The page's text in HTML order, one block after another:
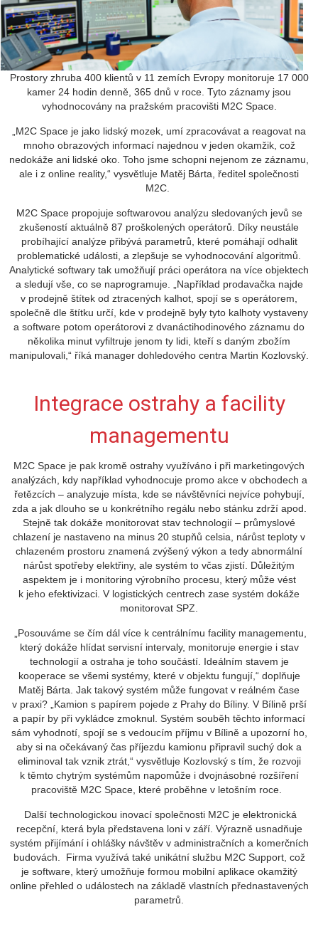
Prostory zhruba 400 klientů v 11 zemích Evropy monitoruje 17 000
kamer 24 hodin denně, 365 dnů v roce. Tyto záznamy jsou
vyhodnocovány na pražském pracovišti M2C Space.
„M2C Space je jako lidský mozek, umí zpracovávat a reagovat na
mnoho obrazových informací najednou v jeden okamžik, což
nedokáže ani lidské oko. Toho jsme schopni nejenom ze záznamu,
ale i z online reality,“ vysvětluje Matěj Bárta, ředitel společnosti
M2C.
M2C Space propojuje softwarovou analýzu sledovaných jevů se
zkušeností aktuálně 87 proškolených operátorů. Díky neustále
probíhající analýze přibývá parametrů, které pomáhají odhalit
problematické události, a zlepšuje se vyhodnocování algoritmů.
Analytické softwary tak umožňují práci operátora na více objektech
a sledují vše, co se naprogramuje. „Například prodavačka najde
v prodejně štítek od ztracených kalhot, spojí se s operátorem,
společně dle štítku určí, kde v prodejně byly tyto kalhoty vystaveny
a software potom operátorovi z dvanáctihodinového záznamu do
několika minut vyfiltruje jenom ty lidi, kteří s daným zbožím
manipulovali,“ říká manager dohledového centra Martin Kozlovský.
Integrace ostrahy a facility
managementu
M2C Space je pak kromě ostrahy využíváno i při marketingových
analýzách, kdy například vyhodnocuje promo akce v obchodech a
řetězcích – analyzuje místa, kde se návštěvníci nejvíce pohybují,
zda a jak dlouho se u konkrétního regálu nebo stánku zdrží apod.
Stejně tak dokáže monitorovat stav technologií – průmyslové
chlazení je nastaveno na minus 20 stupňů celsia, nárůst teploty v
chlazeném prostoru znamená zvýšený výkon a tedy abnormální
nárůst spotřeby elektřiny, ale systém to včas zjistí. Důležitým
aspektem je i monitoring výrobního procesu, který může vést
k jeho efektivizaci. V logistických centrech zase systém dokáže
monitorovat SPZ.
„Posouváme se čím dál více k centrálnímu facility managementu,
který dokáže hlídat servisní intervaly, monitoruje energie i stav
technologií a ostraha je toho součástí. Ideálním stavem je
kooperace se všemi systémy, které v objektu fungují,“ doplňuje
Matěj Bárta. Jak takový systém může fungovat v reálném čase
v praxi? „Kamion s papírem pojede z Prahy do Bíliny. V Bílině prší
a papír by při vykládce zmoknul. Systém souběh těchto informací
sám vyhodnotí, spojí se s vedoucím příjmu v Bílině a upozorní ho,
aby si na očekávaný čas příjezdu kamionu připravil suchý dok a
eliminoval tak vznik ztrát,“ vysvětluje Kozlovský s tím, že rozvoji
k těmto chytrým systémům napomůže i dvojnásobné rozšíření
pracoviště M2C Space, které proběhne v letošním roce.
Další technologickou inovací společnosti M2C je elektronická
recepční, která byla představena loni v září. Výrazně usnadňuje
systém přijímání i ohlášky návštěv v administračních a komerčních
budovách. Firma využívá také unikátní službu M2C Support, což
je software, který umožňuje formou mobilní aplikace okamžitý
online přehled o událostech na základě vlastních přednastavených
parametrů.